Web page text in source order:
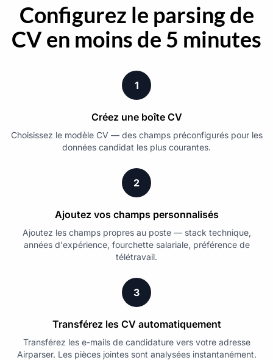
Configurez le parsing de
CV en moins de 5 minutes
1
Créez une boîte CV
Choisissez le modèle CV — des champs préconfigurés pour les
données candidat les plus courantes.
2
Ajoutez vos champs personnalisés
Ajoutez les champs propres au poste — stack technique,
années d'expérience, fourchette salariale, préférence de
télétravail.
3
Transférez les CV automatiquement
Transférez les e-mails de candidature vers votre adresse
Airparser. Les pièces jointes sont analysées instantanément.